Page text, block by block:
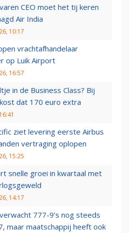
CEO moet het tij keren
Air India
10:17
vrachtafhandelaar
op Luik Airport
16:57
in de Business Class? Bij
dat 170 euro extra
ziet levering eerste Airbus
vertraging oplopen
15:25
snelle groei in kwartaal met
14:17
777-9’s nog steeds
maar maatschappij heeft ook